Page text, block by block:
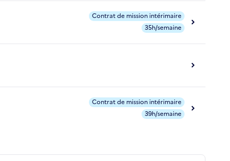
Contrat de mission intérimaire
35h/semaine
Contrat de mission intérimaire
39h/semaine